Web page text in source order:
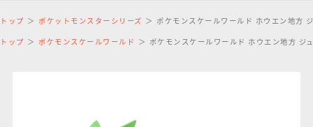
トップ ポケットモンスターシリーズ ポケモンスケールワールド ホウエン地方
トップ ポケモンスケールワールド ポケモンスケールワールド ホウエン地方 ジ